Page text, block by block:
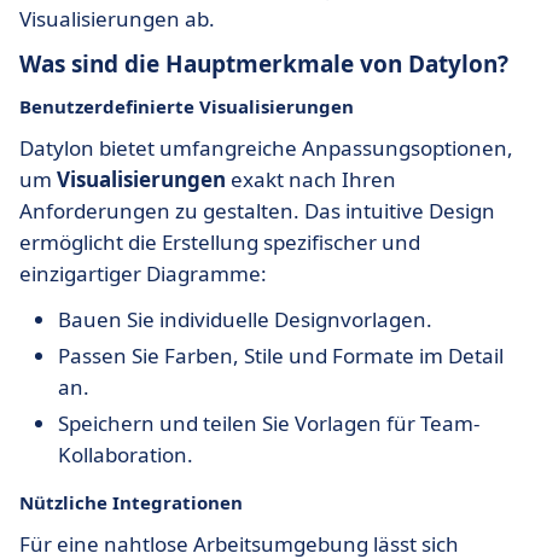
Visualisierungen ab.
Was sind die Hauptmerkmale von Datylon?
Benutzerdefinierte Visualisierungen
Datylon bietet umfangreiche Anpassungsoptionen,
um Visualisierungen exakt nach Ihren
Anforderungen zu gestalten. Das intuitive Design
ermöglicht die Erstellung spezifischer und
einzigartiger Diagramme:
Bauen Sie individuelle Designvorlagen.
Passen Sie Farben, Stile und Formate im Detail
an.
Speichern und teilen Sie Vorlagen für Team-
Kollaboration.
Nützliche Integrationen
Für eine nahtlose Arbeitsumgebung lässt sich